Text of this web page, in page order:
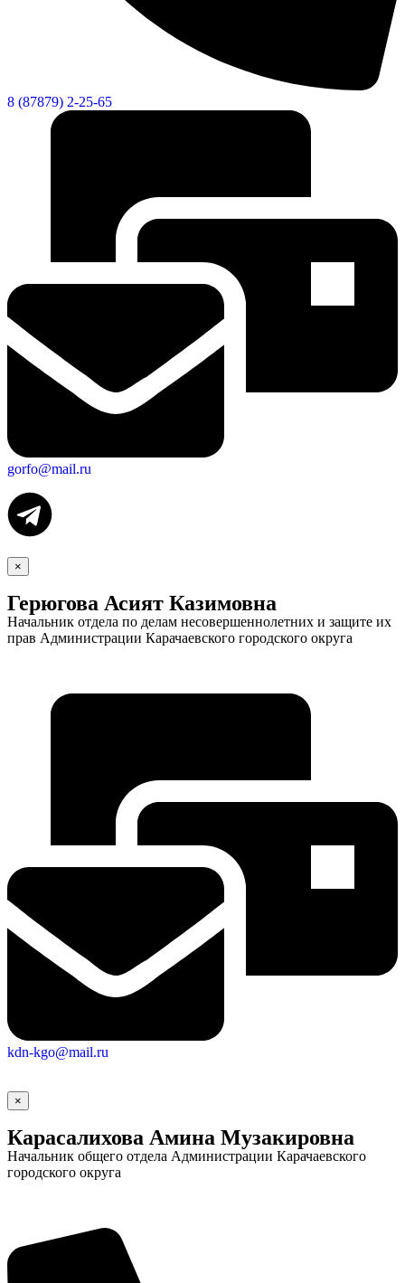
Контакты
Газета "Минги Тау"
видеоролики
Веб
камера
8 (87879) 2-25-65
gorfo@mail.ru
×
Герюгова Асият Казимовна
Начальник отдела по делам несовершеннолетних и защите их
прав Администрации Карачаевского городского округа
kdn-kgo@mail.ru
×
Карасалихова Амина Музакировна
Начальник общего отдела Администрации Карачаевского
городского округа